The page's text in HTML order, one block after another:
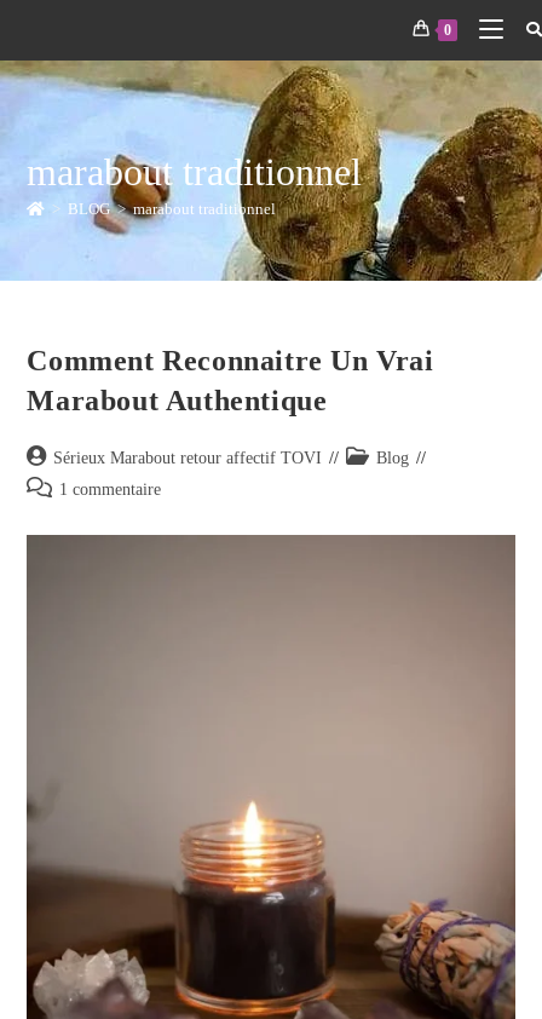
0
marabout traditionnel
> BLOG > marabout traditionnel
Comment Reconnaitre Un Vrai
Marabout Authentique
Sérieux Marabout retour affectif TOVI
Blog
1 commentaire